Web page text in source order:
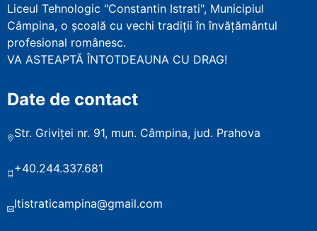
Liceul Tehnologic "Constantin Istrati", Municipiul
Câmpina, o școală cu vechi tradiții în învățământul
profesional românesc.
VA ASTEAPTĂ ÎNTOTDEAUNA CU DRAG!
Date de contact
Str. Griviței nr. 91, mun. Câmpina, jud. Prahova
+40.244.337.681
ltistraticampina@gmail.com